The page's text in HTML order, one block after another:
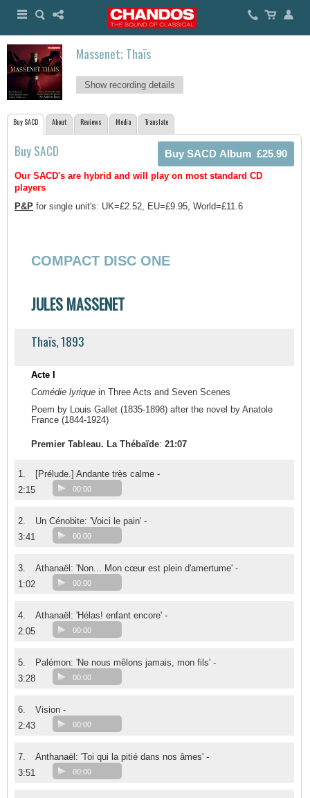
Massenet; Thaïs
Show recording details
Buy SACD About Reviews Media Translate
Buy SACD
Our SACD's are hybrid and will play on most standard CD
players
P&P for single unit's: UK=£2.52, EU=£9.95, World=£11.6
COMPACT DISC ONE
JULES MASSENET
Thaïs, 1893
Acte I
Comédie lyrique in Three Acts and Seven Scenes
Poem by Louis Gallet (1835-1898) after the novel by Anatole
France (1844-1924)
Premier Tableau. La Thébaïde: 21:07
1.
[Prélude.] Andante très calme -
2:15
00:00
2.
Un Cénobite: 'Voici le pain' -
3:41
00:00
3.
Athanaël: 'Non... Mon cœur est plein d'amertume' -
1:02
00:00
4.
Athanaël: 'Hélas! enfant encore' -
2:05
00:00
5.
Palémon: 'Ne nous mêlons jamais, mon fils' -
3:28
00:00
6.
Vision -
2:43
00:00
7.
Anthanaël: 'Toi qui la pitié dans nos âmes' -
3:51
00:00